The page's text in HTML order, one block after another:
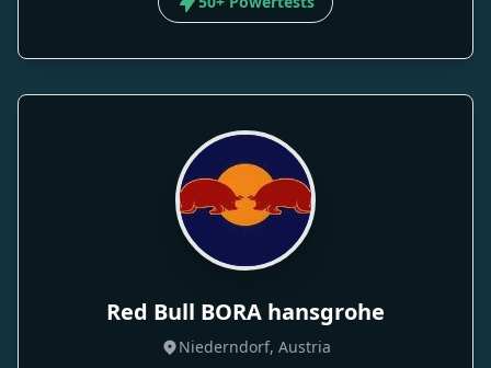
Red Bull BORA hansgrohe
Niederndorf, Austria